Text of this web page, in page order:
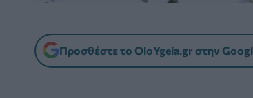
Προσθέστε το OloYgeia.gr στην